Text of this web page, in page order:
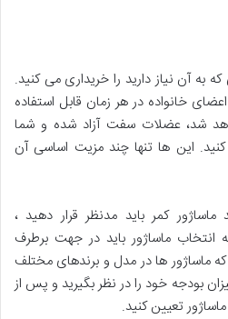
به آن نیاز دارید را خریداری می کنید.
خانواده در هر زمان قابل استفاده
شد، عضلات سفت آزاد شده و شما
این ها تنها چند مزیت اساسی آن
کمر باید مدنظر قرار دهید ،
ماساژور باید در جهت برطرف
ماساژور ها در مدل و برندهای مختلف
بودجه خود را در نظر بگیرید و پس از
تعیین کنید.